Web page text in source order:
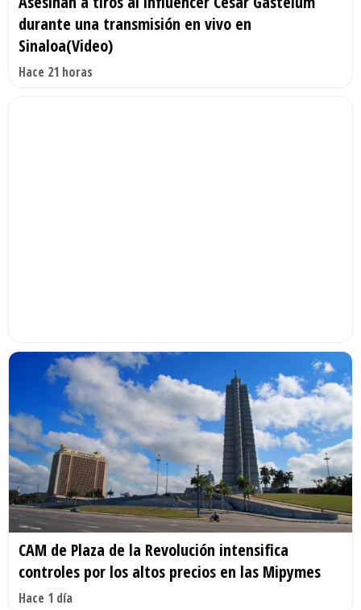
durante una transmisión en vivo en
Sinaloa(Video)
Hace 21 horas
CAM de Plaza de la Revolución intensifica
controles por los altos precios en las Mipymes
Hace 1 día